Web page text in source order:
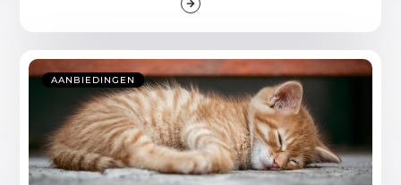
AANBIEDINGEN